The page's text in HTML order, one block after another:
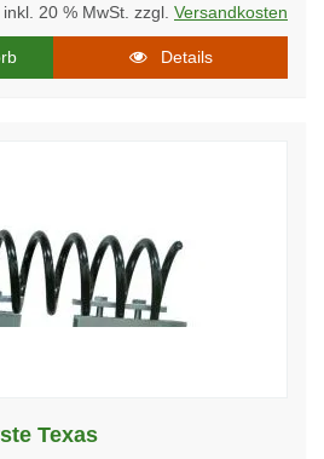
inkl. 20 % MwSt. zzgl. Versandkosten
Details
Texas